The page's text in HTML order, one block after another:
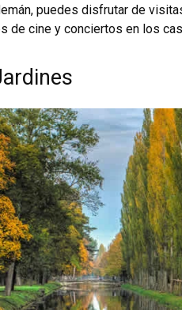
puedes disfrutar de
de cine y conciertos en los